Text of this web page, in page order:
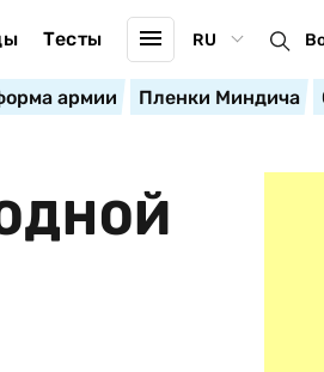
Тесты RU
армии Пленки Миндича